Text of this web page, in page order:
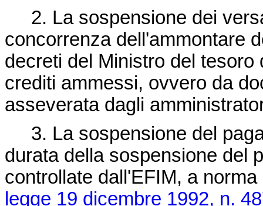
2. La sospensione dei
concorrenza dell'ammontare
decreti del Ministro del
crediti ammessi, ovvero da
asseverata dagli
3. La sospensione del
durata della sospensione del
controllate dall'EFIM, a
legge 19 dicembre 1992, n.